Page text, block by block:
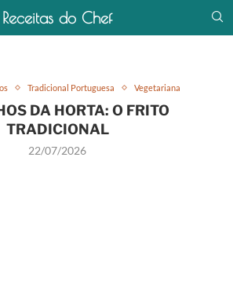
Receitas do Chef
Tradicional Portuguesa Vegetariana
DA HORTA: O FRITO
TRADICIONAL
22/07/2026